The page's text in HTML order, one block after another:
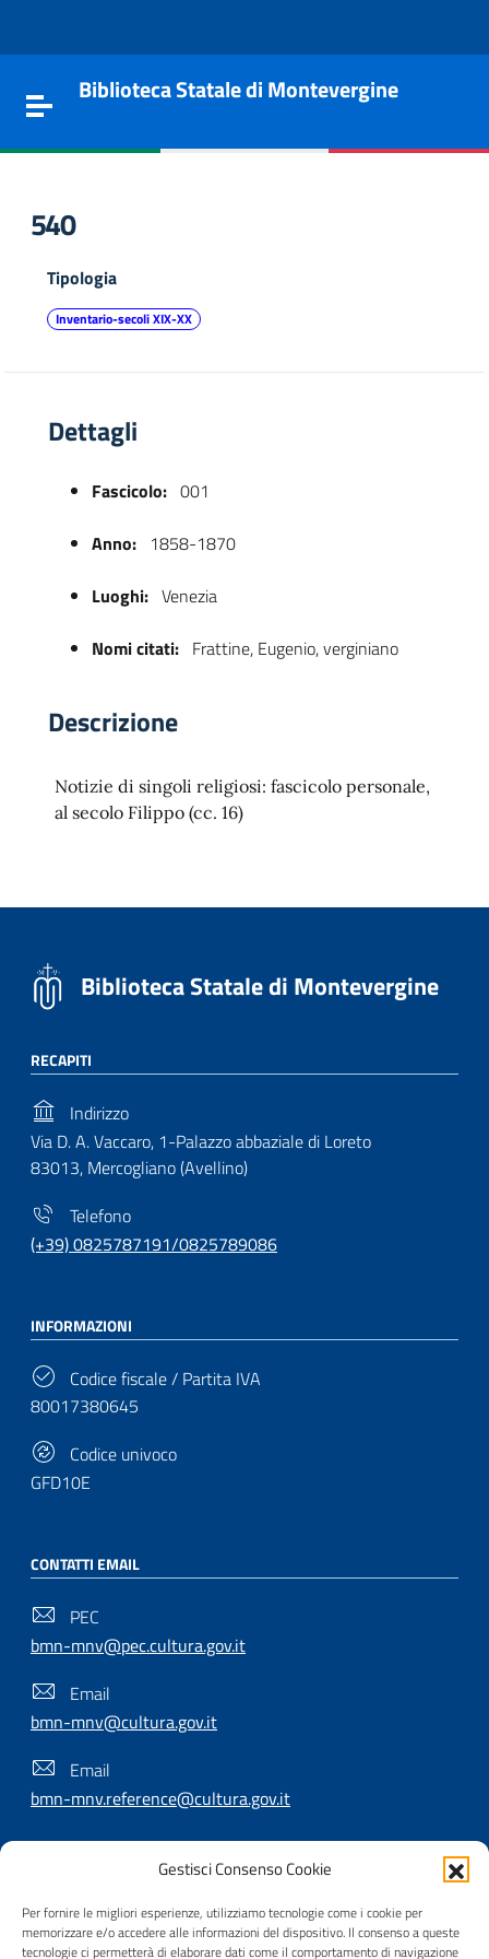
Gestisci Consenso Cookie
Per fornire le migliori esperienze, utilizziamo tecnologie come i cookie per
memorizzare e/o accedere alle informazioni del dispositivo. Il consenso a queste
tecnologie ci permetterà di elaborare dati come il comportamento di navigazione
Toggle navigation
Biblioteca Statale di Montevergine
540
Tipologia
Inventario-secoli XIX-XX
Dettagli
Fascicolo: 001
Anno: 1858-1870
Luoghi: Venezia
Nomi citati: Frattine, Eugenio, verginiano
Descrizione
Notizie di singoli religiosi: fascicolo personale,
al secolo Filippo (cc. 16)
Biblioteca Statale di Montevergine
RECAPITI
Indirizzo
Via D. A. Vaccaro, 1-Palazzo abbaziale di Loreto
83013, Mercogliano (Avellino)
Telefono
(+39) 0825787191/0825789086
INFORMAZIONI
Codice fiscale / Partita IVA
80017380645
Codice univoco
GFD10E
CONTATTI EMAIL
PEC
bmn-mnv@pec.cultura.gov.it
Email
bmn-mnv@cultura.gov.it
Email
bmn-mnv.reference@cultura.gov.it